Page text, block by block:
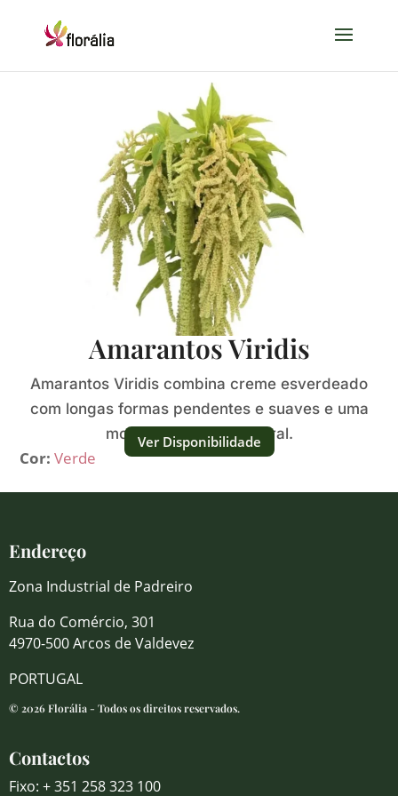
Amarantos Viridis
Amarantos Viridis combina creme esverdeado
com longas formas pendentes e suaves e uma
movimento leve e natural.
Cor: Verde
Ver Disponibilidade
Endereço
Zona Industrial de Padreiro
Rua do Comércio, 301
4970-500 Arcos de Valdevez
PORTUGAL
© 2026 Florália - Todos os direitos reservados.
Contactos
Fixo: + 351 258 323 100